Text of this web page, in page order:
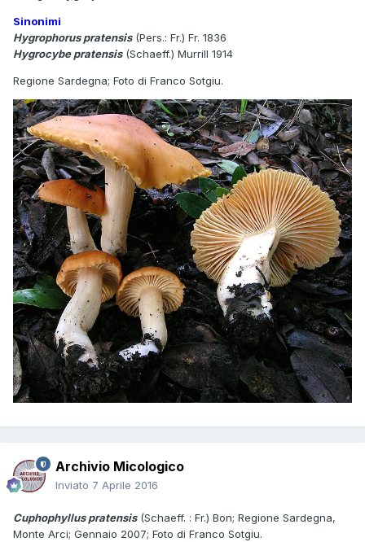
Sinonimi
Hygrophorus pratensis(Pers.: Fr.) Fr. 1836
Hygrocybe pratensis(Schaeff.) Murrill 1914
Regione Sardegna; Foto di Franco Sotgiu.
Archivio Micologico
Inviato 7 Aprile 2016
Cuphophyllus pratensis(Schaeff. : Fr.) Bon; Regione Sardegna,
Monte Arci; Gennaio 2007; Foto di Franco Sotgiu.